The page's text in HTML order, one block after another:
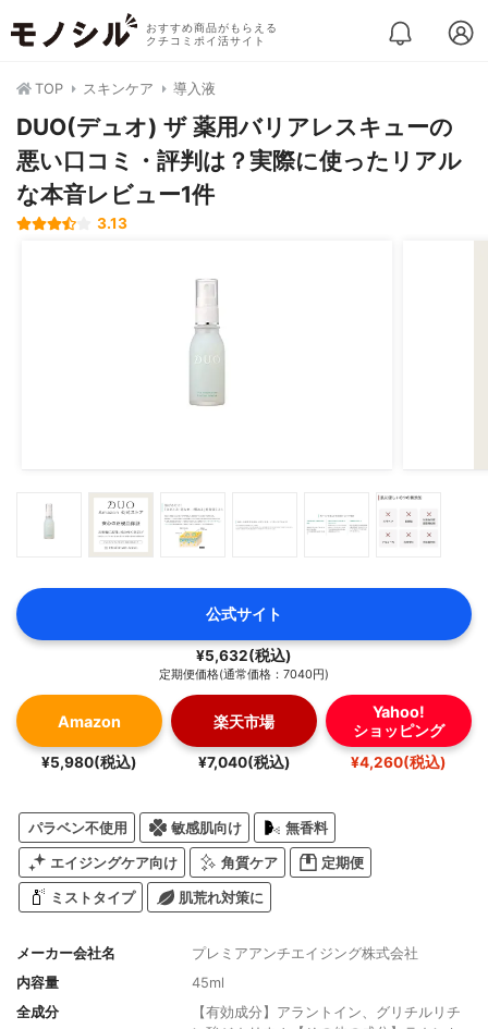
おすすめ商品がもらえる
クチコミポイ活サイト
TOP スキンケア 導入液
DUO(デュオ) ザ 薬用バリアレスキューの
悪い口コミ・評判は？実際に使ったリアル
な本音レビュー1件
3.13
公式サイト
¥5,632(税込)
定期便価格(通常価格：7040円)
Amazon
¥5,980(税込)
楽天市場
¥7,040(税込)
Yahoo!
ショッピング
¥4,260(税込)
パラベン不使用 敏感肌向け 無香料
エイジングケア向け 角質ケア 定期便
ミストタイプ 肌荒れ対策に
メーカー会社名
プレミアアンチエイジング株式会社
内容量
45ml
全成分
【有効成分】アラントイン、グリチルリチ